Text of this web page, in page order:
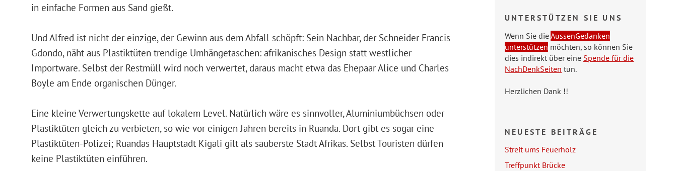
in einfache Formen aus Sand gießt.
Und Alfred ist nicht der einzige, der Gewinn aus dem Abfall schöpft: Sein Nachbar, der Schneider Francis
Gdondo, näht aus Plastiktüten trendige Umhängetaschen: afrikanisches Design statt westlicher
Importware. Selbst der Restmüll wird noch verwertet, daraus macht etwa das Ehepaar Alice und Charles
Boyle am Ende organischen Dünger.
Eine kleine Verwertungskette auf lokalem Level. Natürlich wäre es sinnvoller, Aluminiumbüchsen oder
Plastiktüten gleich zu verbieten, so wie vor einigen Jahren bereits in Ruanda. Dort gibt es sogar eine
Plastiktüten-Polizei; Ruandas Hauptstadt Kigali gilt als sauberste Stadt Afrikas. Selbst Touristen dürfen
keine Plastiktüten einführen.
UNTERSTÜTZEN SIE UNS
Wenn Sie dieAussenGedanken
unterstützen möchten, so können Sie
dies indirekt über eine Spende für die
NachDenkSeiten tun.
Herzlichen Dank !!
NEUESTE BEITRÄGE
Streit ums Feuerholz
Treffpunkt Brücke